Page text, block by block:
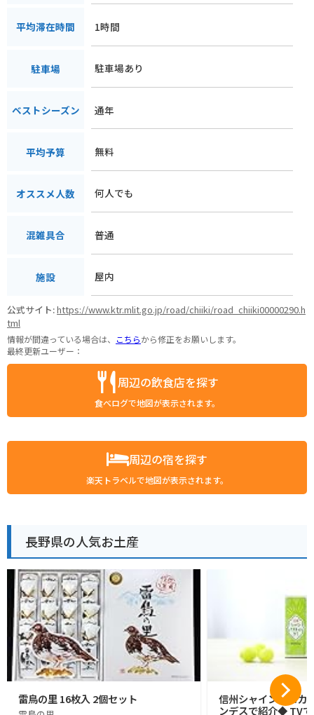
平均滞在時間 1時間
駐車場 駐車場あり
ベストシーズン 通年
平均予算 無料
オススメ人数 何人でも
混雑具合 普通
施設 屋内
公式サイト:https://www.ktr.mlit.go.jp/road/chiiki/road_chiiki00000290.h
tml
情報が間違っている場合は、 こちらから修正をお願いします。
最終更新ユーザー：
周辺の飲食店を探す
食べログで地図が表示されます。
周辺の宿を探す
楽天トラベルで地図が表示されます。
長野県の人気お土産
雷鳥の里 16枚入 2個セット
信州シャインマスカ
ンデスで紹介◆ TV